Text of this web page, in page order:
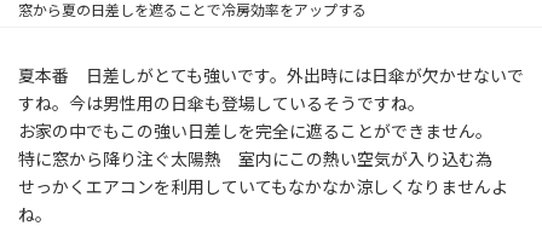
窓から夏の日差しを遮ることで冷房効率をアップする
夏本番 日差しがとても強いです。外出時には日傘が欠かせないで
すね。今は男性用の日傘も登場しているそうですね。
お家の中でもこの強い日差しを完全に遮ることができません。
特に窓から降り注ぐ太陽熱 室内にこの熱い空気が入り込む為
せっかくエアコンを利用していてもなかなか涼しくなりませんよ
ね。